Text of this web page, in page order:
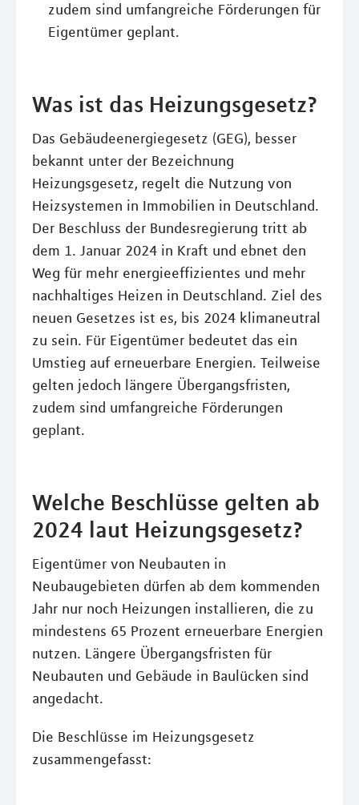
zudem sind umfangreiche Förderungen für
Eigentümer geplant.
Was ist das Heizungsgesetz?
Das Gebäudeenergiegesetz (GEG), besser
bekannt unter der Bezeichnung
Heizungsgesetz, regelt die Nutzung von
Heizsystemen in Immobilien in Deutschland.
Der Beschluss der Bundesregierung tritt ab
dem 1. Januar 2024 in Kraft und ebnet den
Weg für mehr energieeffizientes und mehr
nachhaltiges Heizen in Deutschland. Ziel des
neuen Gesetzes ist es, bis 2024 klimaneutral
zu sein. Für Eigentümer bedeutet das ein
Umstieg auf erneuerbare Energien. Teilweise
gelten jedoch längere Übergangsfristen,
zudem sind umfangreiche Förderungen
geplant.
Welche Beschlüsse gelten ab
2024 laut Heizungsgesetz?
Eigentümer von Neubauten in
Neubaugebieten dürfen ab dem kommenden
Jahr nur noch Heizungen installieren, die zu
mindestens 65 Prozent erneuerbare Energien
nutzen. Längere Übergangsfristen für
Neubauten und Gebäude in Baulücken sind
angedacht.
Die Beschlüsse im Heizungsgesetz
zusammengefasst: